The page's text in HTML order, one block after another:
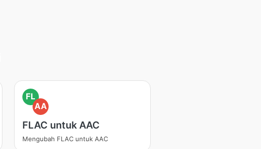
FL
AA
FLAC untuk AAC
Mengubah FLAC untuk AAC